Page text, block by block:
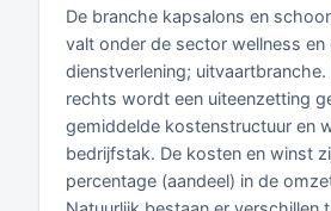
De branche kapsalons en
valt onder de sector wellness en
dienstverlening; uitvaartbranche.
rechts wordt een uiteenzetting
gemiddelde kostenstructuur en
bedrijfstak. De kosten en winst
percentage (aandeel) in de